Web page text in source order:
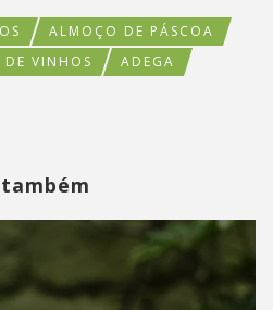
ALMOÇO DE PÁSCOA
VINHOS
ADEGA